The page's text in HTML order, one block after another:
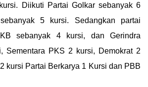
Diikuti Partai Golkar sebanyak 6
5 kursi. Sedangkan partai
sebanyak 4 kursi, dan Gerindra
Sementara PKS 2 kursi, Demokrat 2
kursi Partai Berkarya 1 Kursi dan PBB